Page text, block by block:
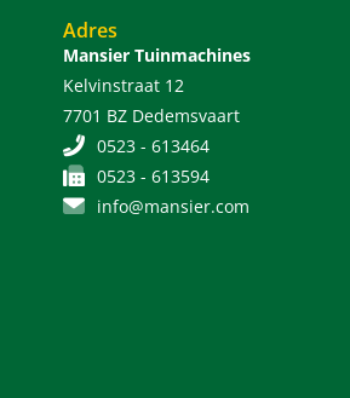
Adres
Mansier Tuinmachines
Kelvinstraat 12
7701 BZ Dedemsvaart
0523 - 613464
0523 - 613594
info@mansier.com